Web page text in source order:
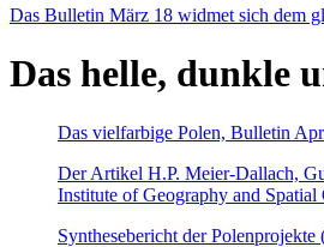
Das Bulletin März 18 widmet sich dem
Das helle, dunkle
Das vielfarbige Polen, Bulletin
Der Artikel H.P. Meier-Dallach,
Institute of Geography and
Synthesebericht der